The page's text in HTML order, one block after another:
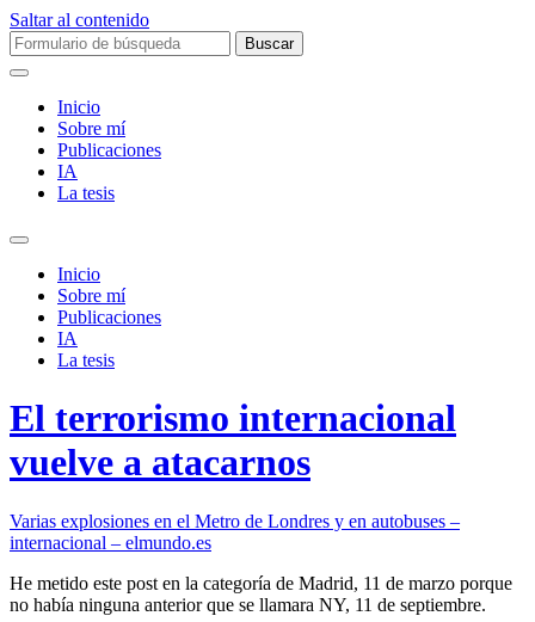
Saltar al contenido
Buscar:
Inicio
Sobre mí­
Publicaciones
IA
La tesis
Alternar
campo
búsqueda
Inicio
Sobre mí­
Publicaciones
IA
La tesis
El terrorismo internacional
vuelve a atacarnos
Varias explosiones en el Metro de Londres y en autobuses –
internacional – elmundo.es
He metido este post en la categoría de Madrid, 11 de marzo porque
no había ninguna anterior que se llamara NY, 11 de septiembre.